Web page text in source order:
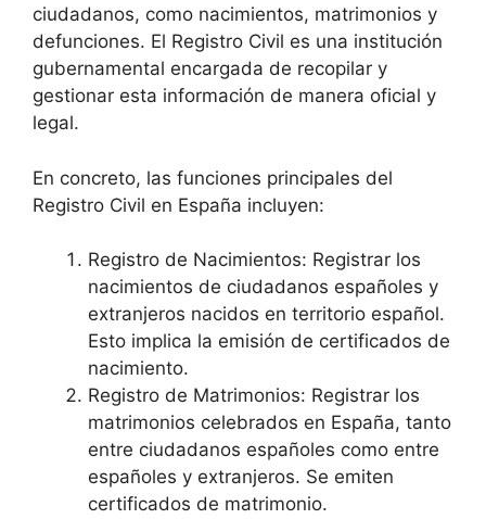
ciudadanos, como nacimientos, matrimonios y
defunciones. El Registro Civil es una institución
gubernamental encargada de recopilar y
gestionar esta información de manera oficial y
legal.
En concreto, las funciones principales del
Registro Civil en España incluyen:
Registro de Nacimientos: Registrar los
nacimientos de ciudadanos españoles y
extranjeros nacidos en territorio español.
Esto implica la emisión de certificados de
nacimiento.
Registro de Matrimonios: Registrar los
matrimonios celebrados en España, tanto
entre ciudadanos españoles como entre
españoles y extranjeros. Se emiten
certificados de matrimonio.